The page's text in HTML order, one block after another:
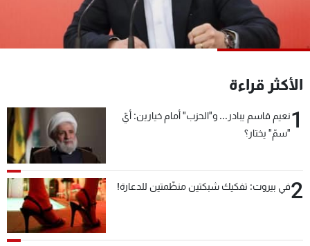
الأكثر قراءة
1نعيم قاسم يبادر... و"الحزب" أمام خيارين: أيّ
"سمّ" يختار؟
2في بيروت: تفكيك شبكتين منظّمتين للدعارة!
جدول البرامج
شاهد البرامج
الترددات
عن MTV
لاعلاناتكم
تواصل معنا
شروط الإسـتخدام